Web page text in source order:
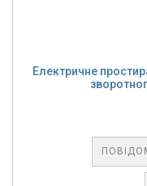
Електричне